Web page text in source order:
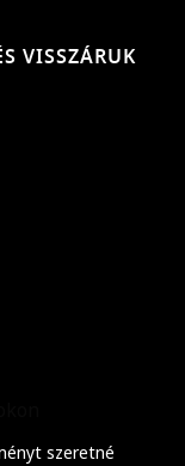
szeretné
VISSZÁRUK